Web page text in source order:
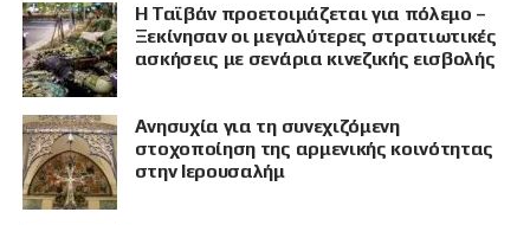
Η Ταϊβάν προετοιμάζεται για πόλεμο –
Ξεκίνησαν οι μεγαλύτερες στρατιωτικές
ασκήσεις με σενάρια κινεζικής εισβολής
Ανησυχία για τη συνεχιζόμενη
στοχοποίηση της αρμενικής κοινότητας
στην Ιερουσαλήμ